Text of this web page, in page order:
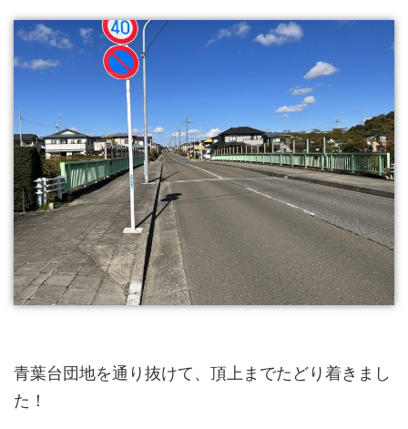
青葉台団地を通り抜けて、頂上までたどり着きまし
た！